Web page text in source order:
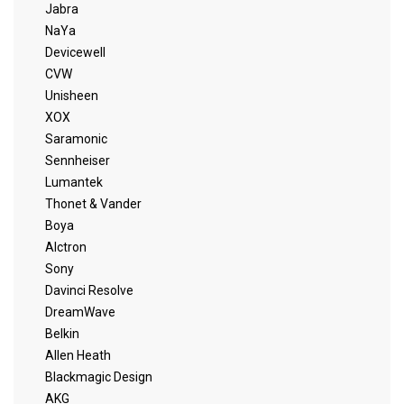
Jabra
NaYa
Devicewell
CVW
Unisheen
XOX
Saramonic
Sennheiser
Lumantek
Thonet & Vander
Boya
Alctron
Sony
Davinci Resolve
DreamWave
Belkin
Allen Heath
Blackmagic Design
AKG